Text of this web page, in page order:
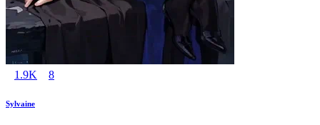
1.9K 8
Sylvaine